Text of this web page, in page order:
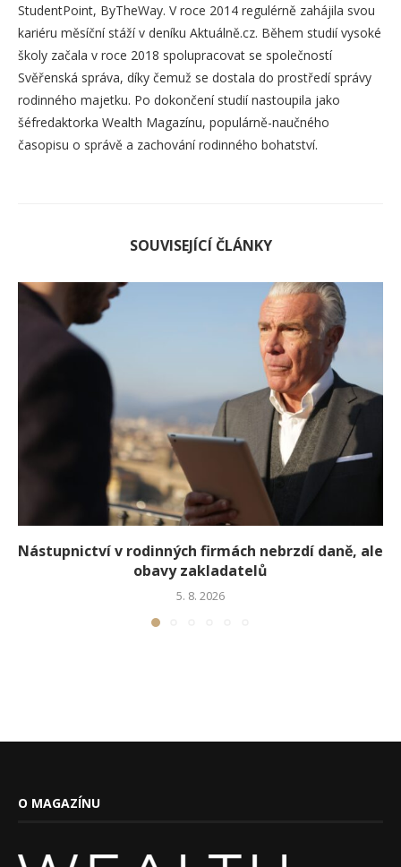
StudentPoint, ByTheWay. V roce 2014 regulérně zahájila svou
kariéru měsíční stáží v deníku Aktuálně.cz. Během studií vysoké
školy začala v roce 2018 spolupracovat se společností
Svěřenská správa, díky čemuž se dostala do prostředí správy
rodinného majetku. Po dokončení studií nastoupila jako
šéfredaktorka Wealth Magazínu, populárně-naučného
časopisu o správě a zachování rodinného bohatství.
SOUVISEJÍCÍ ČLÁNKY
Nástupnictví v rodinných firmách nebrzdí daně, ale
obavy zakladatelů
5. 8. 2026
O MAGAZÍNU